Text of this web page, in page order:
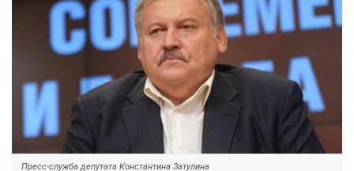
Пресс-служба депутата Константина Затулина